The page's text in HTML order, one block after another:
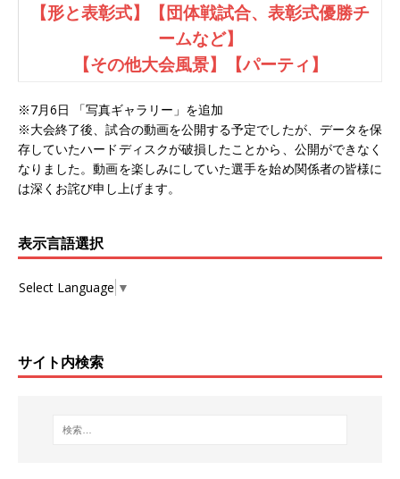
【形と表彰式】
【団体戦試合、表彰式優勝チ
ームなど】
【その他大会風景】
【パーティ】
※7月6日 「写真ギャラリー」を追加
※大会終了後、試合の動画を公開する予定でしたが、データを保
存していたハードディスクが破損したことから、公開ができなく
なりました。動画を楽しみにしていた選手を始め関係者の皆様に
は深くお詫び申し上げます。
表示言語選択
Select Language ▼
サイト内検索